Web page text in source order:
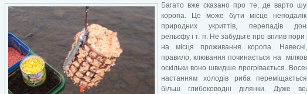
Багато вже сказано про те, де варто
коропа. Це може бути місце
природних укриттів, перепадів
рельєфу і т. п. Не забудьте про вплив пори
на місця проживання коропа.
правило, клювання починається на
оскільки воно швидше прогрівається.
настанням холодів риба
більш глибоководні ділянки. Дуже